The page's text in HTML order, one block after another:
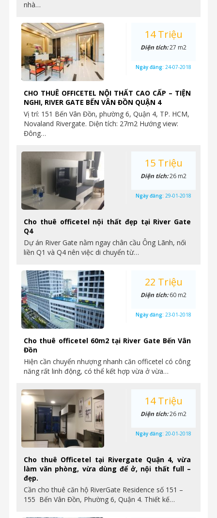
nhà…
CHO THUÊ OFFICETEL NỘI THẤT CAO CẤP – TIỆN
NGHI, RIVER GATE BẾN VÂN ĐỒN QUẬN 4
Vị trí: 151 Bến Vân Đồn, phường 6, Quận 4, TP. HCM,
Novaland Rivergate. Diện tích: 27m2 Hướng view:
Đông…
14 Triệu
Diện tích:27 m2
Ngày đăng: 24-07-2018
Cho thuê officetel nội thất đẹp tại River Gate
Q4
Dự án River Gate nằm ngay chân cầu Ông Lãnh, nối
liền Q1 và Q4 nên việc di chuyển từ…
15 Triệu
Diện tích:26 m2
Ngày đăng: 29-01-2018
Cho thuê officetel 60m2 tại River Gate Bến Vân
Đồn
Hiện cần chuyển nhượng nhanh căn officetel có công
năng rất linh động, có thể kết hợp vừa ở vừa…
22 Triệu
Diện tích:60 m2
Ngày đăng: 23-01-2018
Cho thuê Officetel tại Rivergate Quận 4, vừa
làm văn phòng, vừa dùng để ở, nội thất full –
đẹp.
Cần cho thuê căn hộ RiverGate Residence số 151 –
155 Bến Vân Đồn, Phường 6, Quận 4. Thiết kế…
14 Triệu
Diện tích:26 m2
Ngày đăng: 20-01-2018